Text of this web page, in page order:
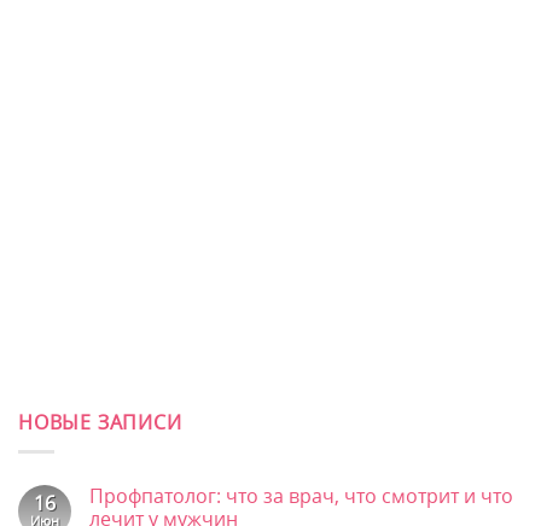
НОВЫЕ ЗАПИСИ
16
Июн
Профпатолог: что за врач, что смотрит и что
лечит у мужчин